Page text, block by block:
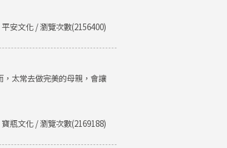
安文化 / 瀏覽次數(2156400)
太常去做完美的母親，會讓
瓶文化 / 瀏覽次數(2169188)